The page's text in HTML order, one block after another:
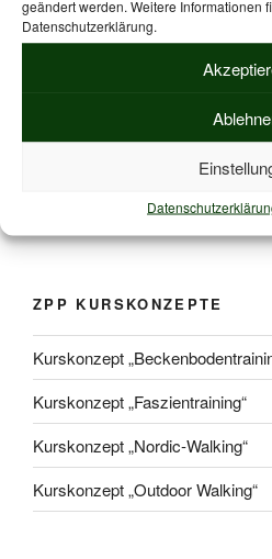
geändert werden. Weitere Informationen
Datenschutzerklärung.
ZPP geprüfte Kurskonzepte zur
Präventionskursen nach § 20
ZPP KURSKONZEPTE
Kurskonzept
Kurskonzept „Faszientraining“
Kurskonzept „Nordic-Walking“
Kurskonzept „Outdoor Walking“